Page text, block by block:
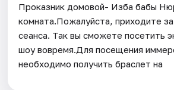
Проказник домовой- Изба бабы
комната.Пожалуйста, приходите
сеанса. Так вы сможете посетить
шоу вовремя.Для посещения
необходимо получить браслет на